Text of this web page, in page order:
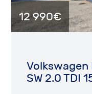
12 990€
SW 2.0 TDI